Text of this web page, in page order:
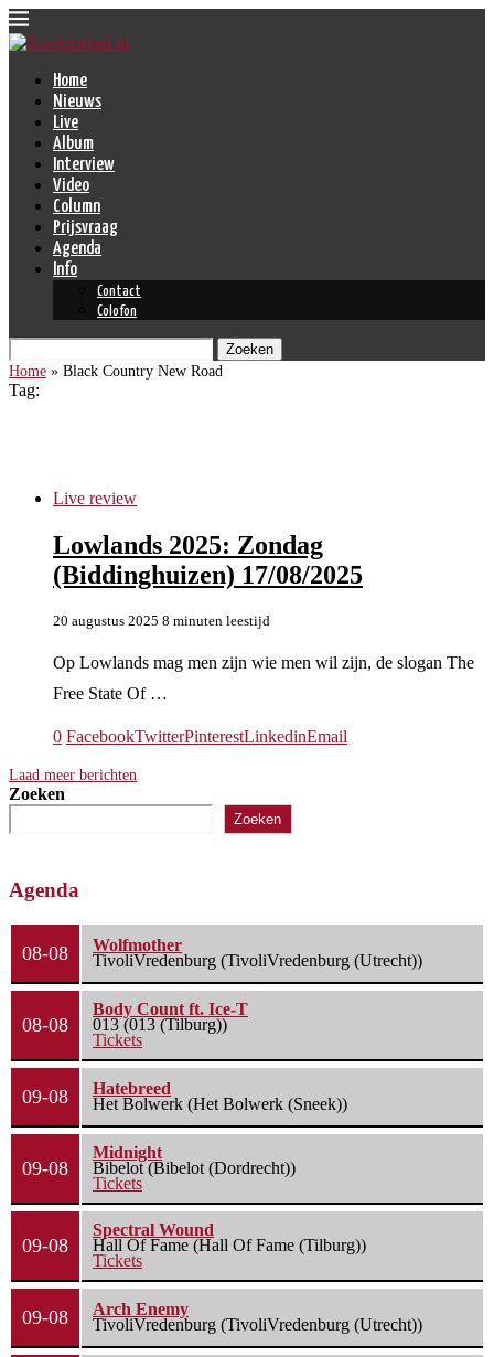
Home
Nieuws
Live
Album
Interview
Video
Column
Prijsvraag
Agenda
Info
Contact
Colofon
Zoeken
Home » Black Country New Road
Tag:
Live review
Lowlands 2025: Zondag
(Biddinghuizen) 17/08/2025
20 augustus 2025 8 minuten leestijd
Op Lowlands mag men zijn wie men wil zijn, de slogan The
Free State Of …
0 FacebookTwitterPinterestLinkedinEmail
Laad meer berichten
Zoeken
Zoeken
Agenda
08-08
Wolfmother
TivoliVredenburg (TivoliVredenburg (Utrecht))
08-08
Body Count ft. Ice-T
013 (013 (Tilburg))
Tickets
09-08
Hatebreed
Het Bolwerk (Het Bolwerk (Sneek))
09-08
Midnight
Bibelot (Bibelot (Dordrecht))
Tickets
09-08
Spectral Wound
Hall Of Fame (Hall Of Fame (Tilburg))
Tickets
09-08
Arch Enemy
TivoliVredenburg (TivoliVredenburg (Utrecht))